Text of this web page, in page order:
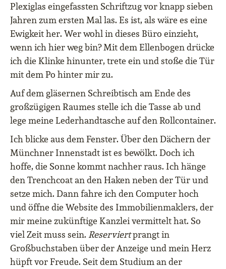
Plexiglas eingefassten Schriftzug vor knapp sieben
Jahren zum ersten Mal las. Es ist, als wäre es eine
Ewigkeit her. Wer wohl in dieses Büro einzieht,
wenn ich hier weg bin? Mit dem Ellenbogen drücke
ich die Klinke hinunter, trete ein und stoße die Tür
mit dem Po hinter mir zu.
Auf dem gläsernen Schreibtisch am Ende des
großzügigen Raumes stelle ich die Tasse ab und
lege meine Lederhandtasche auf den Rollcontainer.
Ich blicke aus dem Fenster. Über den Dächern der
Münchner Innenstadt ist es bewölkt. Doch ich
hoffe, die Sonne kommt nachher raus. Ich hänge
den Trenchcoat an den Haken neben der Tür und
setze mich. Dann fahre ich den Computer hoch
und öffne die Website des Immobilienmaklers, der
mir meine zukünftige Kanzlei vermittelt hat. So
viel Zeit muss sein. Reserviertprangt in
Großbuchstaben über der Anzeige und mein Herz
hüpft vor Freude. Seit dem Studium an der